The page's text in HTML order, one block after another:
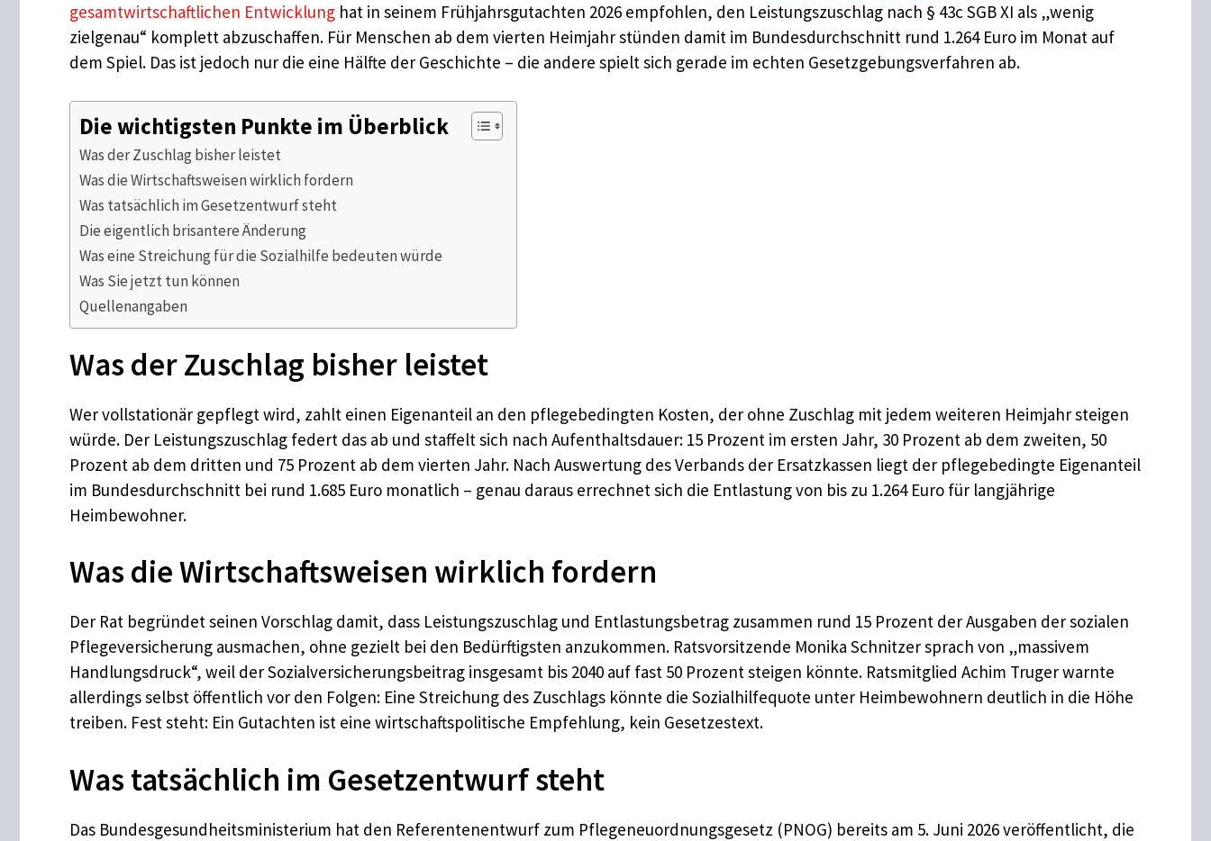
gesamtwirtschaftlichen Entwicklung hat in seinem Frühjahrsgutachten 2026 empfohlen, den Leistungszuschlag nach § 43c SGB XI als „wenig
zielgenau“ komplett abzuschaffen. Für Menschen ab dem vierten Heimjahr stünden damit im Bundesdurchschnitt rund 1.264 Euro im Monat auf
dem Spiel. Das ist jedoch nur die eine Hälfte der Geschichte – die andere spielt sich gerade im echten Gesetzgebungsverfahren ab.
Die wichtigsten Punkte im Überblick
Was der Zuschlag bisher leistet
Was die Wirtschaftsweisen wirklich fordern
Was tatsächlich im Gesetzentwurf steht
Die eigentlich brisantere Änderung
Was eine Streichung für die Sozialhilfe bedeuten würde
Was Sie jetzt tun können
Quellenangaben
Was der Zuschlag bisher leistet
Wer vollstationär gepflegt wird, zahlt einen Eigenanteil an den pflegebedingten Kosten, der ohne Zuschlag mit jedem weiteren Heimjahr steigen
würde. Der Leistungszuschlag federt das ab und staffelt sich nach Aufenthaltsdauer: 15 Prozent im ersten Jahr, 30 Prozent ab dem zweiten, 50
Prozent ab dem dritten und 75 Prozent ab dem vierten Jahr. Nach Auswertung des Verbands der Ersatzkassen liegt der pflegebedingte Eigenanteil
im Bundesdurchschnitt bei rund 1.685 Euro monatlich – genau daraus errechnet sich die Entlastung von bis zu 1.264 Euro für langjährige
Heimbewohner.
Was die Wirtschaftsweisen wirklich fordern
Der Rat begründet seinen Vorschlag damit, dass Leistungszuschlag und Entlastungsbetrag zusammen rund 15 Prozent der Ausgaben der sozialen
Pflegeversicherung ausmachen, ohne gezielt bei den Bedürftigsten anzukommen. Ratsvorsitzende Monika Schnitzer sprach von „massivem
Handlungsdruck“, weil der Sozialversicherungsbeitrag insgesamt bis 2040 auf fast 50 Prozent steigen könnte. Ratsmitglied Achim Truger warnte
allerdings selbst öffentlich vor den Folgen: Eine Streichung des Zuschlags könnte die Sozialhilfequote unter Heimbewohnern deutlich in die Höhe
treiben. Fest steht: Ein Gutachten ist eine wirtschaftspolitische Empfehlung, kein Gesetzestext.
Was tatsächlich im Gesetzentwurf steht
Das Bundesgesundheitsministerium hat den Referentenentwurf zum Pflegeneuordnungsgesetz (PNOG) bereits am 5. Juni 2026 veröffentlicht, die